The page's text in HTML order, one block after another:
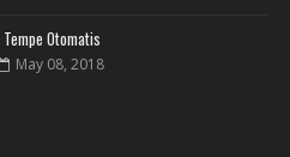
Otomatis
May 08, 2018